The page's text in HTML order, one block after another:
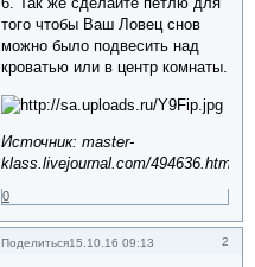
того чтобы Ваш Ловец снов
можно было подвесить над
кроватью или в центр комнаты.
Источник: master-
klass.livejournal.com/494636.html
0
Поделиться 2
15.10.16 09:13